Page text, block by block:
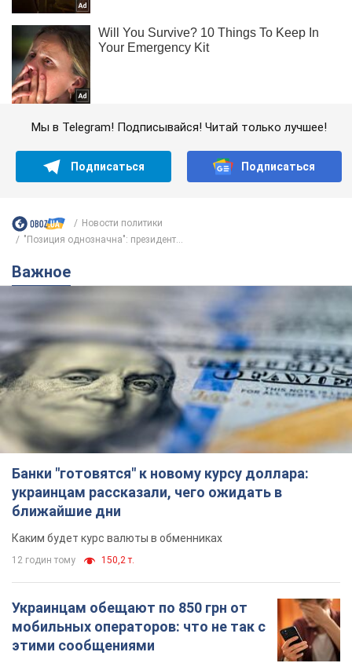
Мы в Telegram! Подписывайся! Читай только лучшее!
Подписаться Подписаться
Новости политики
"Позиция однозначна": президент...
Важное
Банки "готовятся" к новому курсу доллара:
украинцам рассказали, чего ожидать в
ближайшие дни
Каким будет курс валюты в обменниках
12 годин тому 150,2 т.
Украинцам обещают по 850 грн от
мобильных операторов: что не так с
этими сообщениями